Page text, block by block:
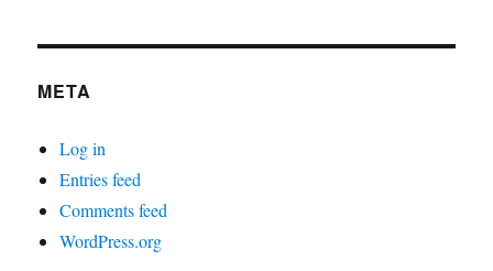
META
Log in
Entries feed
Comments feed
WordPress.org